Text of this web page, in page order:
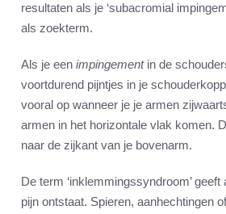
resultaten als je ‘subacromial
als zoekterm.
Als je een impingement in de
voortdurend pijntjes in je
vooral op wanneer je je armen
armen in het horizontale vlak komen.
naar de zijkant van je bovenarm.
De term ‘inklemmingssyndroom’
pijn ontstaat. Spieren, aanhechtingen